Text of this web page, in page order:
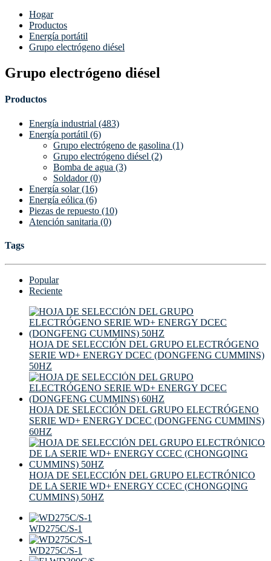
Hogar
Productos
Energía portátil
Grupo electrógeno diésel
Grupo electrógeno diésel
Productos
Energía industrial (483)
Energía portátil (6)
Grupo electrógeno de gasolina (1)
Grupo electrógeno diésel (2)
Bomba de agua (3)
Soldador (0)
Energía solar (16)
Energía eólica (6)
Piezas de repuesto (10)
Atención sanitaria (0)
Tags
Popular
Reciente
HOJA DE SELECCIÓN DEL GRUPO ELECTRÓGENO
SERIE WD+ ENERGY DCEC (DONGFENG CUMMINS)
50HZ
HOJA DE SELECCIÓN DEL GRUPO ELECTRÓGENO
SERIE WD+ ENERGY DCEC (DONGFENG CUMMINS)
60HZ
HOJA DE SELECCIÓN DEL GRUPO ELECTRÓNICO
DE LA SERIE WD+ ENERGY CCEC (CHONGQING
CUMMINS) 50HZ
WD275C/S-1
WD275C/S-1